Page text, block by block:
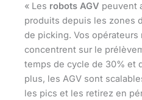
« Les robots AGV peuvent
produits depuis les zones
de picking. Vos
concentrent sur le
temps de cycle de 30% et
plus, les AGV sont
les pics et les retirez en